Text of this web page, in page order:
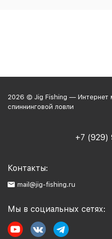
2026 © Jig Fishing — Интернет
спиннинговой ловли
+7 (929)
Контакты:
mail@jig-fishing.ru
Мы в социальных сетях: